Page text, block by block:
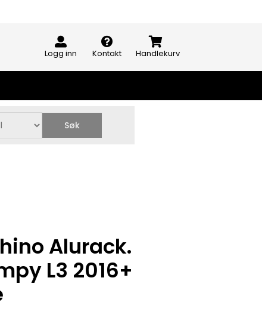
Logg inn Kontakt Handlekurv
Søk
Alurack.
L3 2016+